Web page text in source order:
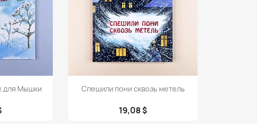
для Мышки Просмотр
Спешили пони сквозь метель
19,08 $